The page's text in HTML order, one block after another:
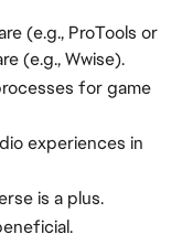
(e.g., ProTools or
(e.g., Wwise).
for game
experiences in
is a plus.